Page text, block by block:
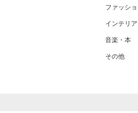
ファッシ
インテリア
音楽・本
その他